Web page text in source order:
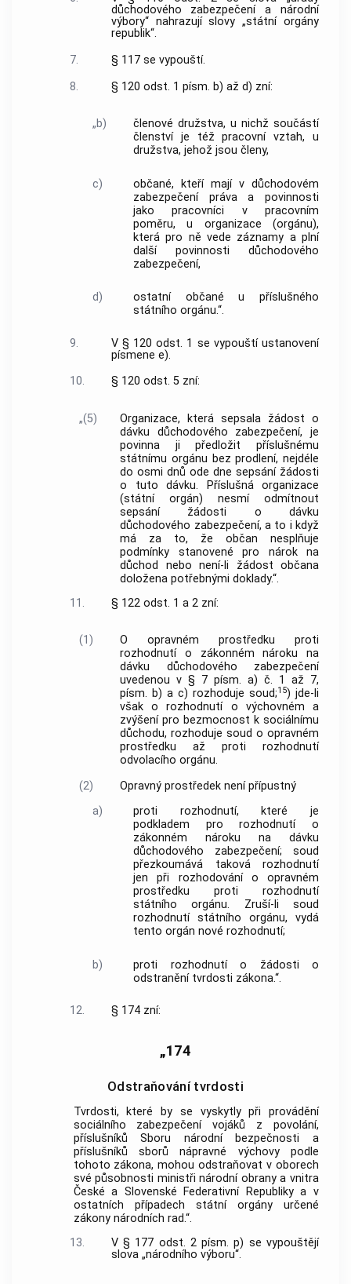
důchodového zabezpečení a národní
výbory“ nahrazují slovy „státní orgány
republik“.
7.
§ 117 se vypouští.
8.
§ 120 odst. 1 písm. b) až d) zní:
„b)
členové družstva, u nichž součástí
členství je též pracovní vztah, u
družstva, jehož jsou členy,
c)
občané, kteří mají v důchodovém
zabezpečení práva a povinnosti
jako pracovníci v pracovním
poměru, u organizace (orgánu),
která pro ně vede záznamy a plní
další povinnosti důchodového
zabezpečení,
d)
ostatní občané u příslušného
státního orgánu.“.
9.
V § 120 odst. 1 se vypouští ustanovení
písmene e).
10.
§ 120 odst. 5 zní:
„(5)
Organizace, která sepsala žádost o
dávku důchodového zabezpečení, je
povinna ji předložit příslušnému
státnímu orgánu bez prodlení, nejdéle
do osmi dnů ode dne sepsání žádosti
o tuto dávku. Příslušná organizace
(státní orgán) nesmí odmítnout
sepsání žádosti o dávku
důchodového zabezpečení, a to i když
má za to, že občan nesplňuje
podmínky stanovené pro nárok na
důchod nebo není-li žádost občana
doložena potřebnými doklady.“.
11.
§ 122 odst. 1 a 2 zní:
(1)
O opravném prostředku proti
rozhodnutí o zákonném nároku na
dávku důchodového zabezpečení
uvedenou v § 7 písm. a) č. 1 až 7,
písm. b) a c) rozhoduje soud;15) jde-li
však o rozhodnutí o výchovném a
zvýšení pro bezmocnost k sociálnímu
důchodu, rozhoduje soud o opravném
prostředku až proti rozhodnutí
odvolacího orgánu.
(2)
Opravný prostředek není přípustný
a)
proti rozhodnutí, které je
podkladem pro rozhodnutí o
zákonném nároku na dávku
důchodového zabezpečení; soud
přezkoumává taková rozhodnutí
jen při rozhodování o opravném
prostředku proti rozhodnutí
státního orgánu. Zruší-li soud
rozhodnutí státního orgánu, vydá
tento orgán nové rozhodnutí;
b)
proti rozhodnutí o žádosti o
odstranění tvrdosti zákona.“.
12. § 174 zní:
„174
Odstraňování tvrdosti
Tvrdosti, které by se vyskytly při provádění
sociálního zabezpečení vojáků z povolání,
příslušníků Sboru národní bezpečnosti a
příslušníků sborů nápravné výchovy podle
tohoto zákona, mohou odstraňovat v oborech
své působnosti ministři národní obrany a vnitra
České a Slovenské Federativní Republiky a v
ostatních případech státní orgány určené
zákony národních rad.“.
13.
V § 177 odst. 2 písm. p) se vypouštějí
slova „národního výboru“.